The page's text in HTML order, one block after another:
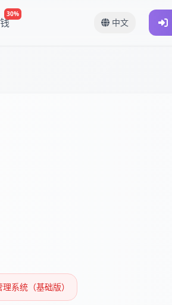
30%
中文
系统（基础版）